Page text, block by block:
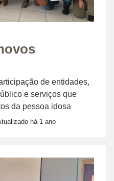
de entidades,
e serviços que
da pessoa idosa
há 1 ano